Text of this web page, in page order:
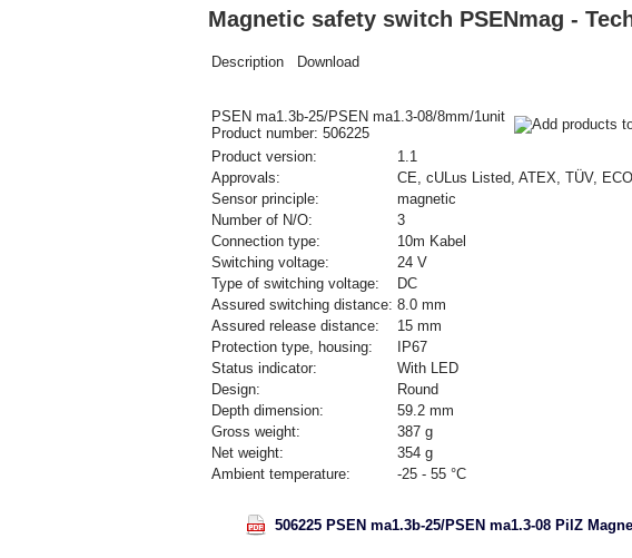
Magnetic safety switch PSENmag -
Description Download
PSEN ma1.3b-25/PSEN ma1.3-08/8mm/1unit
Product number: 506225
Product version:
1.1
Approvals:
CE, cULus Listed, ATEX, TÜV,
Sensor principle:
magnetic
Number of N/O:
3
Connection type:
10m Kabel
Switching voltage:
24 V
Type of switching voltage:
DC
Assured switching distance: 8.0 mm
Assured release distance:
15 mm
Protection type, housing:
IP67
Status indicator:
With LED
Design:
Round
Depth dimension:
59.2 mm
Gross weight:
387 g
Net weight:
354 g
Ambient temperature:
-25 - 55 °C
506225 PSEN ma1.3b-25/PSEN ma1.3-08 PilZ